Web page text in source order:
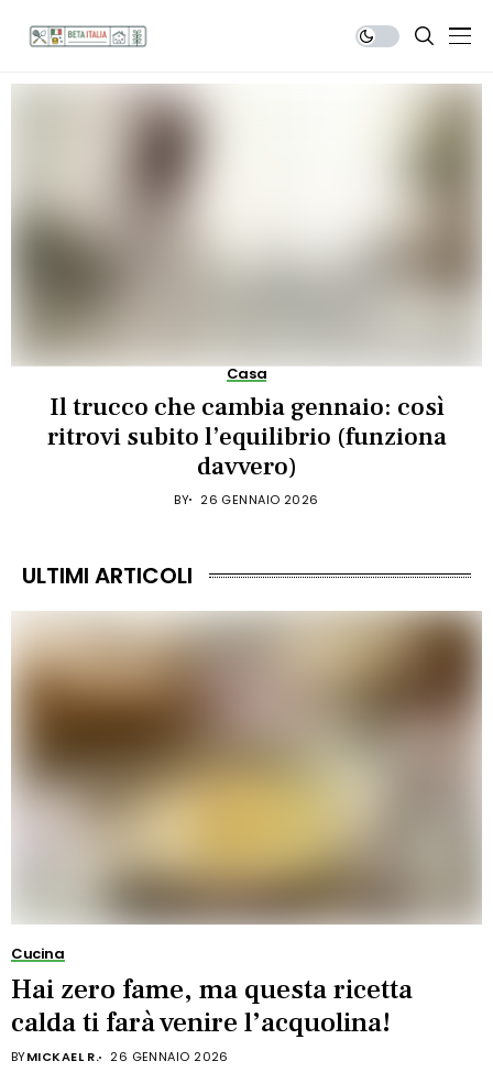
Casa
Il trucco che cambia gennaio: così
ritrovi subito l’equilibrio (funziona
davvero)
BY 26 GENNAIO 2026
ULTIMI ARTICOLI
Cucina
Hai zero fame, ma questa ricetta
calda ti farà venire l’acquolina!
BYMICKAEL R. 26 GENNAIO 2026